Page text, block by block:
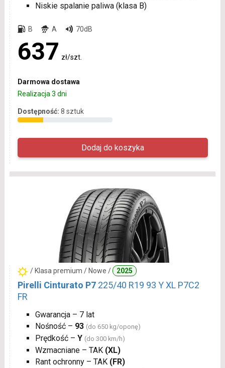
Niskie spalanie paliwa (klasa B)
B A 70dB
637 zł/szt.
Darmowa dostawa
Realizacja 3 dni
Dostępność: 8 sztuk
/ Klasa premium / Nowe / 2025
Pirelli Cinturato P7 225/40 R19 93 Y XL P7C2
FR
Gwarancja – 7 lat
Nośność – 93 (do 650 kg/oponę)
Prędkość – Y (do 300 km/h)
Wzmacniane – TAK (XL)
Rant ochronny – TAK (FR)